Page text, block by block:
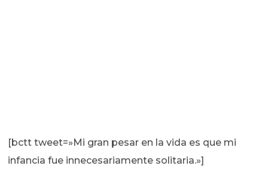
[bctt tweet=»Mi gran pesar en la vida es que mi
infancia fue innecesariamente solitaria.»]